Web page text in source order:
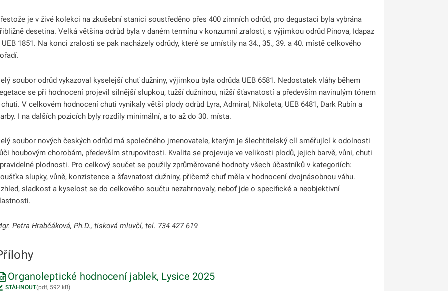
je v živé kolekci na zkušební stanici soustředěno přes 400 zimních odrůd, pro degustaci byla vybrána
desetina. Velká většina odrůd byla v daném termínu v konzumní zralosti, s výjimkou odrůd Pinova, Idapaz
UEB 1851. Na konci zralosti se pak nacházely odrůdy, které se umístily na 34., 35., 39. a 40. místě celkového
soubor odrůd vykazoval kyselejší chuť dužniny, výjimkou byla odrůda UEB 6581. Nedostatek vláhy během
se při hodnocení projevil silnější slupkou, tužší dužninou, nižší šťavnatostí a především navinulým tónem
chuti. V celkovém hodnocení chuti vynikaly větší plody odrůd Lyra, Admiral, Nikoleta, UEB 6481, Dark Rubín a
I na dalších pozicích byly rozdíly minimální, a to až do 30. místa.
soubor nových českých odrůd má společného jmenovatele, kterým je šlechtitelský cíl směřující k odolnosti
houbovým chorobám, především strupovitosti. Kvalita se projevuje ve velikosti plodů, jejich barvě, vůni, chuti
plodnosti. Pro celkový součet se použily zprůměrované hodnoty všech účastníků v kategoriích:
slupky, vůně, konzistence a šťavnatost dužniny, přičemž chuť měla v hodnocení dvojnásobnou váhu.
sladkost a kyselost se do celkového součtu nezahrnovaly, neboť jde o specifické a neobjektivní
Petra Hrabčáková, Ph.D., tisková mluvčí, tel. 734 427 619
Organoleptické hodnocení jablek, Lysice 2025
STÁHNOUT(pdf, 592 kB)